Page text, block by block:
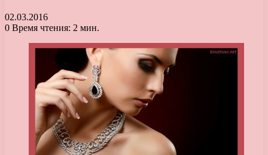
02.03.2016
0 Время чтения: 2 мин.